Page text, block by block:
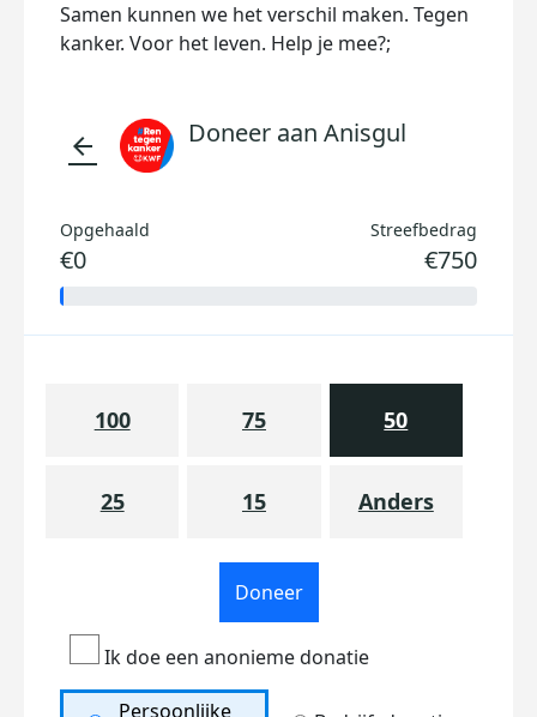
Samen kunnen we het verschil maken. Tegen
kanker. Voor het leven. Help je mee?;
arrow_back Doneer aan Anisgul
Opgehaald
€0
Streefbedrag
€750
100 75 50
25 15 Anders
Doneer
Ik doe een anonieme donatie
Persoonlijke